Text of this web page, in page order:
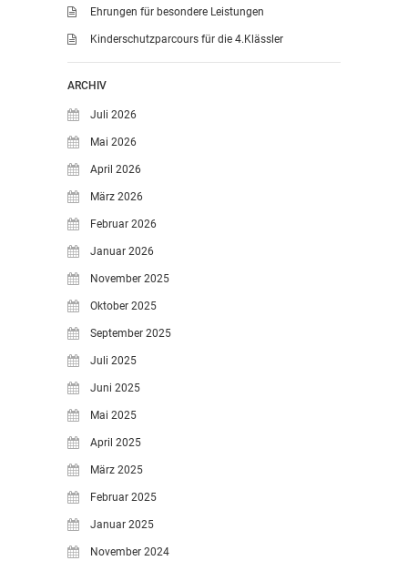
Ehrungen für besondere Leistungen
Kinderschutzparcours für die 4.Klässler
ARCHIV
Juli 2026
Mai 2026
April 2026
März 2026
Februar 2026
Januar 2026
November 2025
Oktober 2025
September 2025
Juli 2025
Juni 2025
Mai 2025
April 2025
März 2025
Februar 2025
Januar 2025
November 2024